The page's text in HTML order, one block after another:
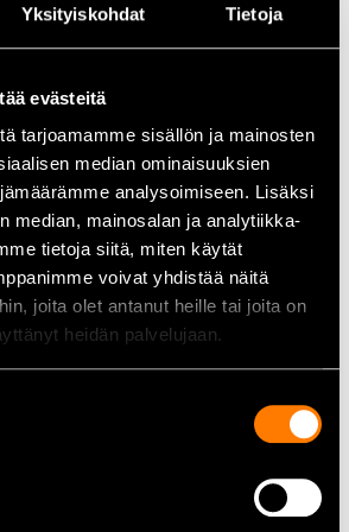
Yksityiskohdat Tietoja
evästeitä
tarjoamamme sisällön ja mainosten
median ominaisuuksien
analysoimiseen. Lisäksi
median, mainosalan ja analytiikka-
tietoja siitä, miten käytät
voivat yhdistää näitä
joita olet antanut heille tai joita on
heidän palvelujaan.
öppning):200 mm
härdat stål
500 x 220 x 210 mm
och stabil fastspänning av
Fastspänning av komponenter och
DIY-projekt och hantverk där pålitlig